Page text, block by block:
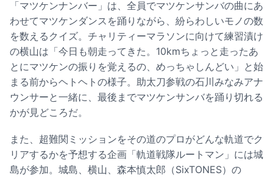
「マツケンナンバー」は、全員でマツケンサンバの曲にあ
わせてマツケンダンスを踊りながら、紛らわしいモノの数
を数えるクイズ。チャリティーマラソンに向けて練習漬け
の横山は「今日も朝走ってきた。10kmちょっと走ったあ
とにマツケンの振りを覚えるの、めっちゃしんどい」と始
まる前からヘトヘトの様子。助太刀参戦の石川みなみアナ
ウンサーと一緒に、最後までマツケンサンバを踊り切れる
かが見どころだ。
また、超難関ミッションをその道のプロがどんな軌道でク
リアするかを予想する企画「軌道戦隊ルートマン」には城
島が参加。城島、横山、森本慎太郎（SixTONES）の